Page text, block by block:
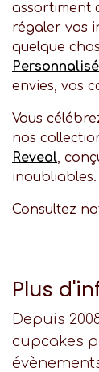
assortiment
régaler vos
quelque
envies, vos
Vous
nos
Reveal,
inoubliables.
Consultez
Plus
Depuis
cupcakes